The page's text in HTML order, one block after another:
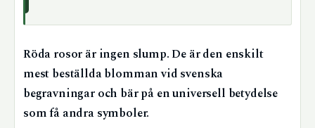
Röda rosor är ingen slump. De är den enskilt
mest beställda blomman vid svenska
begravningar och bär på en universell betydelse
som få andra symboler.